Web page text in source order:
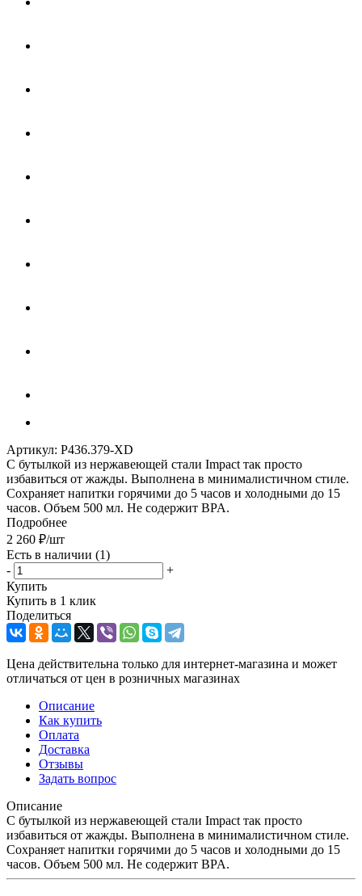
Артикул: P436.379-XD
С бутылкой из нержавеющей стали Impact так просто
избавиться от жажды. Выполнена в минималистичном стиле.
Сохраняет напитки горячими до 5 часов и холодными до 15
часов. Объем 500 мл. Не содержит BPA.
Подробнее
2 260 ₽/шт
Есть в наличии (1)
-
+
Купить
Купить в 1 клик
Поделиться
Цена действительна только для интернет-магазина и может
отличаться от цен в розничных магазинах
Описание
Как купить
Оплата
Доставка
Отзывы
Задать вопрос
Описание
С бутылкой из нержавеющей стали Impact так просто
избавиться от жажды. Выполнена в минималистичном стиле.
Сохраняет напитки горячими до 5 часов и холодными до 15
часов. Объем 500 мл. Не содержит BPA.